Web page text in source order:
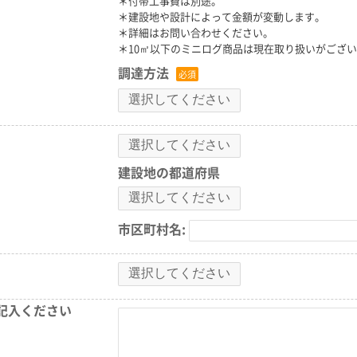
＊建設地や設計によって金額が変動します。
＊詳細はお問い合わせください。
＊10㎡以下のミニログ商品は現在取り扱いがござい
調達方法
建設地の都道府県
市区町村名:
入ください